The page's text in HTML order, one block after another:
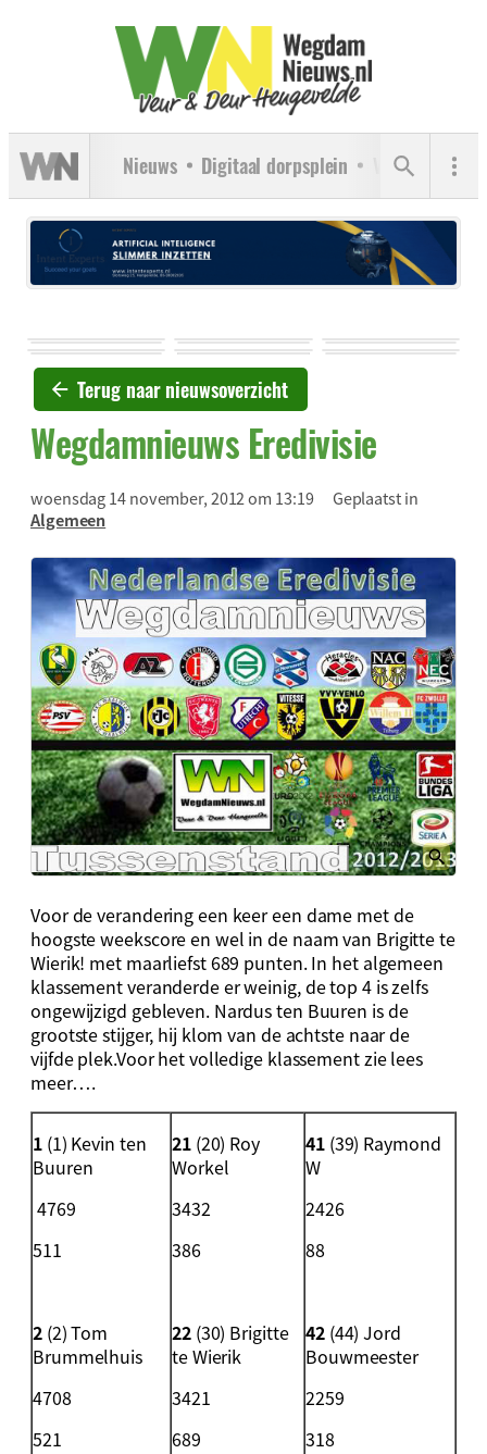
Nieuws Digitaal dorpsplein Verenigingen
Terug naar nieuwsoverzicht
Wegdamnieuws Eredivisie
woensdag 14 november, 2012 om 13:19
Geplaatst in
Algemeen
Voor de verandering een keer een dame met de
hoogste weekscore en wel in de naam van Brigitte te
Wierik! met maarliefst 689 punten. In het algemeen
klassement veranderde er weinig, de top 4 is zelfs
ongewijzigd gebleven. Nardus ten Buuren is de
grootste stijger, hij klom van de achtste naar de
vijfde plek.Voor het volledige klassement zie lees
meer….
1(1) Kevin ten
Buuren
4769
511
2(2) Tom
Brummelhuis
4708
521
21(20) Roy
Workel
3432
386
22(30) Brigitte
te Wierik
3421
689
41(39) Raymond
W
2426
88
42(44) Jord
Bouwmeester
2259
318